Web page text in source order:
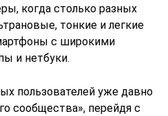
когда столько разных
тонкие и легкие
с широкими
и нетбуки.
пользователей уже давно
сообщества», перейдя с